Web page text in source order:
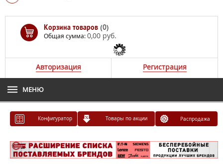
Корзина товаров (0)
Общая сумма:0,00 руб.
Авторизация Регистрация
МЕНЮ
Конфигуратор Товары по акции Распродажа